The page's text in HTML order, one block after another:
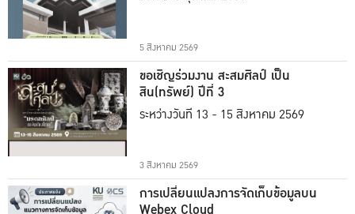
5 สิงหาคม 2569
ขอเชิญร่วมงาน สะสมศิลป์ เป็น
สิน(ทรัพย์) ปีที่ 3
ระหว่างวันที่ 13 - 15 สิงหาคม 2569
3 สิงหาคม 2569
การเปลี่ยนแปลงการจัดเก็บข้อมูลบน